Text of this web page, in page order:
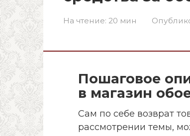
На чтение: 20 мин
Пошаговое
в магазин
Сам по себе возврат
рассмотрении темы,